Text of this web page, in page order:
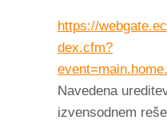
https://
dex.cfm?
Navedena
izvensodnem